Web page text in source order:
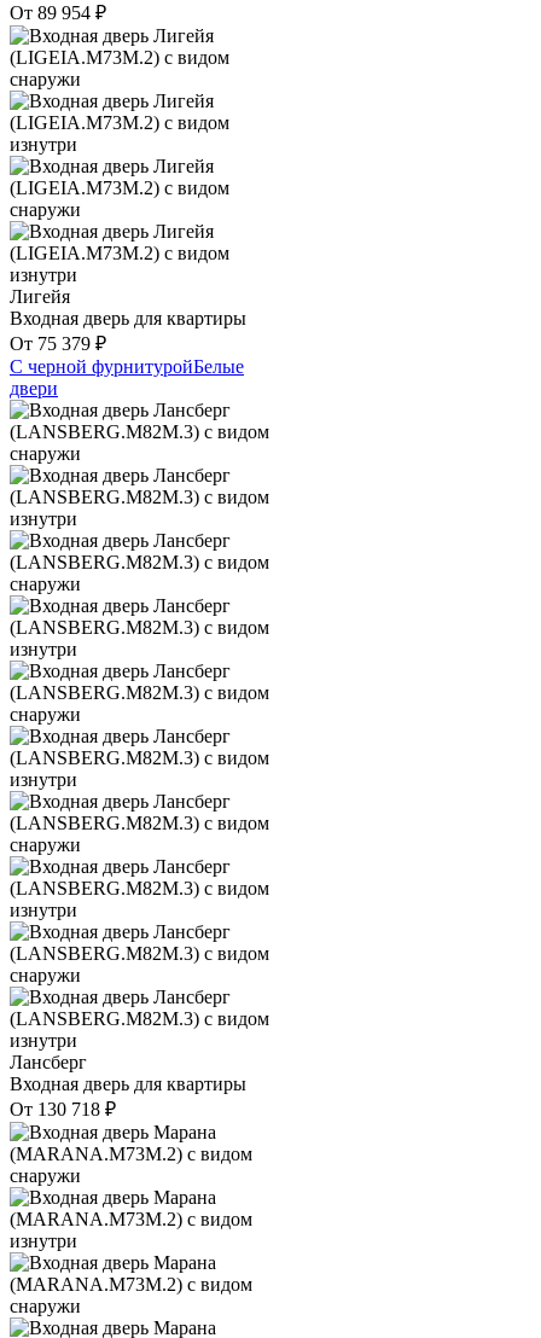
От 89 954 ₽
Лигейя
Входная дверь для квартиры
От 75 379 ₽
С черной фурнитуройБелые
двери
Лансберг
Входная дверь для квартиры
От 130 718 ₽